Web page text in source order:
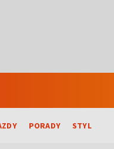
PORADY STYL